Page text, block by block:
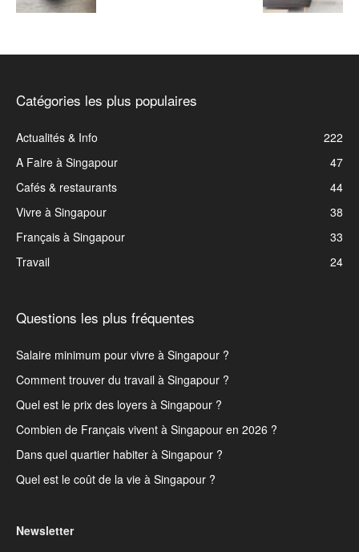
Catégories les plus populaires
Actualités & Info
222
A Faire à Singapour
47
Cafés & restaurants
44
Vivre à Singapour
38
Français à Singapour
33
Travail
24
Questions les plus fréquentes
Salaire minimum pour vivre à Singapour ?
Comment trouver du travail à Singapour ?
Quel est le prix des loyers à Singapour ?
Combien de Français vivent à Singapour en 2026 ?
Dans quel quartier habiter à Singapour ?
Quel est le coût de la vie à Singapour ?
Newsletter